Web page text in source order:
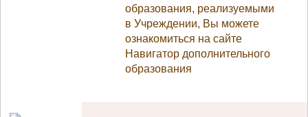
образования, реализуемыми
в Учреждении, Вы можете
ознакомиться на сайте
Навигатор дополнительного
образования